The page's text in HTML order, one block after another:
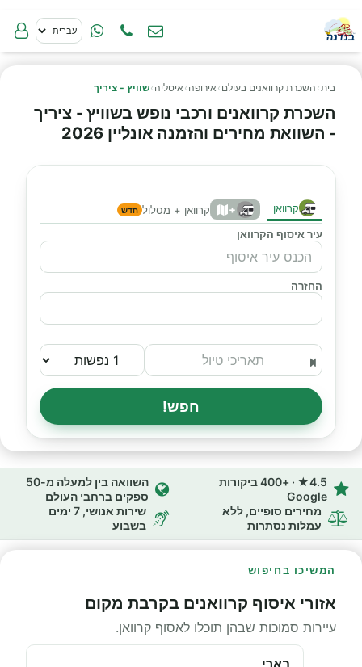
בית› השכרת קרוואנים בעולם › אירופה › איטליה ›שוויץ - ציריך
השכרת קרוואנים ורכבי נופש בשוויץ - ציריך
- השוואת מחירים והזמנה אונליין 2026
קרוואן + קרוואן + מסלול חדש
עיר איסוף הקרוואן
החזרה
חפש!
4.5★ · +400 ביקורות
Google
השוואה בין למעלה מ-50
ספקים ברחבי העולם
מחירים סופיים, ללא
עמלות נסתרות
שירות אנושי, 7 ימים
בשבוע
המשיכו בחיפוש
אזורי איסוף קרוואנים בקרבת מקום
עיירות סמוכות שבהן תוכלו לאסוף קרוואן.
בארי